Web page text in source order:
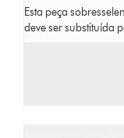
dock
Esta peça
deve ser substituída